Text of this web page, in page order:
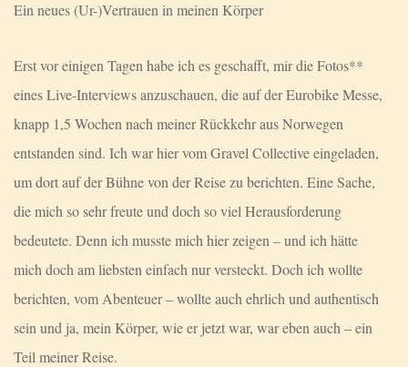
Ein neues (Ur-)Vertrauen in meinen Körper
Erst vor einigen Tagen habe ich es geschafft, mir die Fotos**
eines Live-Interviews anzuschauen, die auf der Eurobike Messe,
knapp 1,5 Wochen nach meiner Rückkehr aus Norwegen
entstanden sind. Ich war hier vom Gravel Collective eingeladen,
um dort auf der Bühne von der Reise zu berichten. Eine Sache,
die mich so sehr freute und doch so viel Herausforderung
bedeutete. Denn ich musste mich hier zeigen – und ich hätte
mich doch am liebsten einfach nur versteckt. Doch ich wollte
berichten, vom Abenteuer – wollte auch ehrlich und authentisch
sein und ja, mein Körper, wie er jetzt war, war eben auch – ein
Teil meiner Reise.